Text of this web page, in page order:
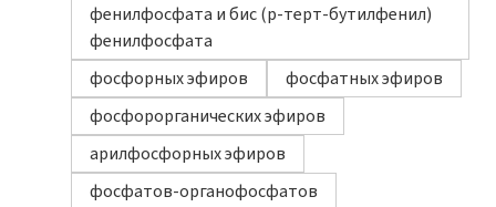
фенилфосфата и бис (p-терт-бутилфенил)
фенилфосфата
фосфорных эфиров
фосфатных эфиров
фосфорорганических эфиров
арилфосфорных эфиров
фосфатов-органофосфатов